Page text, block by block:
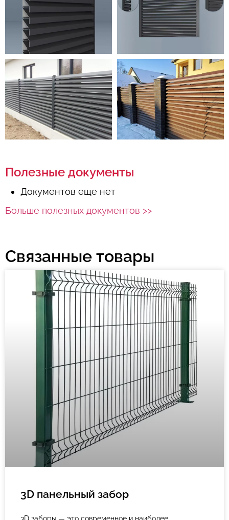
Полезные документы
Документов еще нет
Больше полезных документов >>
Связанные товары
3D панельный забор